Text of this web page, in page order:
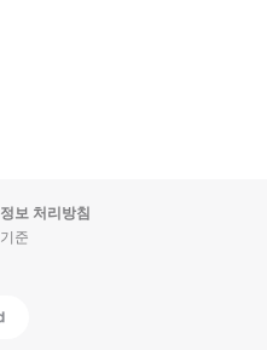
보 처리방침
준